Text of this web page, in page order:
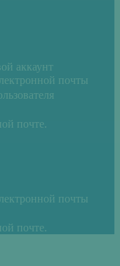
аккаунт
почты
почте.
почты
почте.